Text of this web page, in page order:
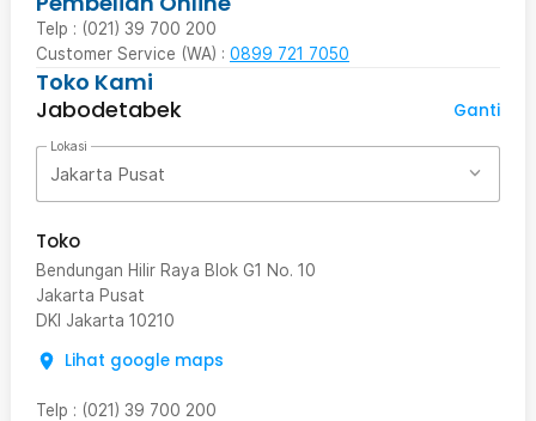
Telp : (021) 39 700 200
Customer Service (WA) : 0899 721 7050
Toko Kami
Jabodetabek
Ganti
Lokasi
Jakarta Pusat
Toko
Bendungan Hilir Raya Blok G1 No. 10
Jakarta Pusat
DKI Jakarta 10210
Lihat google maps
Telp : (021) 39 700 200